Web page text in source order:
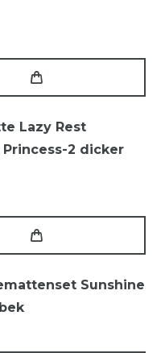
Lazy Rest
2 dicker
Sunshine